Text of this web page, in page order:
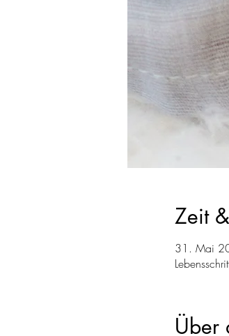
Zeit
31. Mai
Über